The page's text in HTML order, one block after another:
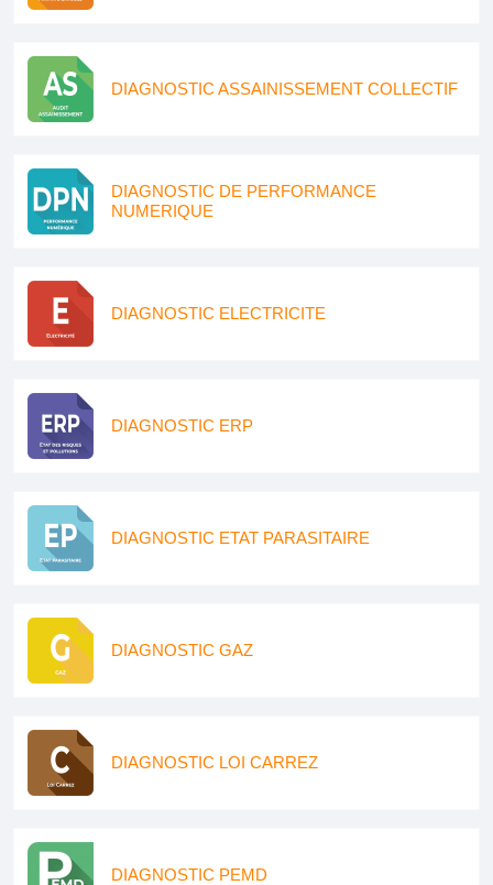
DIAGNOSTIC ASSAINISSEMENT COLLECTIF
DIAGNOSTIC DE PERFORMANCE
NUMERIQUE
DIAGNOSTIC ELECTRICITE
DIAGNOSTIC ERP
DIAGNOSTIC ETAT PARASITAIRE
DIAGNOSTIC GAZ
DIAGNOSTIC LOI CARREZ
DIAGNOSTIC PEMD